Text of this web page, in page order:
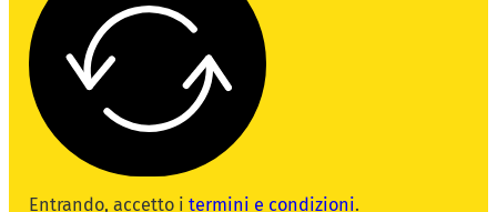
Entrando, accetto i termini e condizioni.